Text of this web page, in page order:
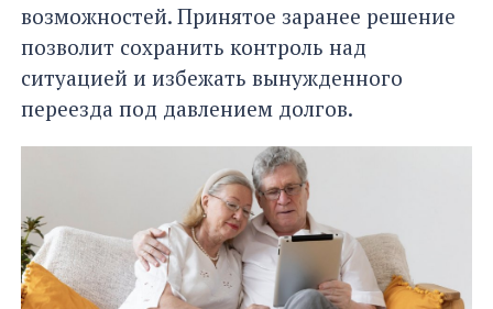
возможностей. Принятое заранее решение
позволит сохранить контроль над
ситуацией и избежать вынужденного
переезда под давлением долгов.